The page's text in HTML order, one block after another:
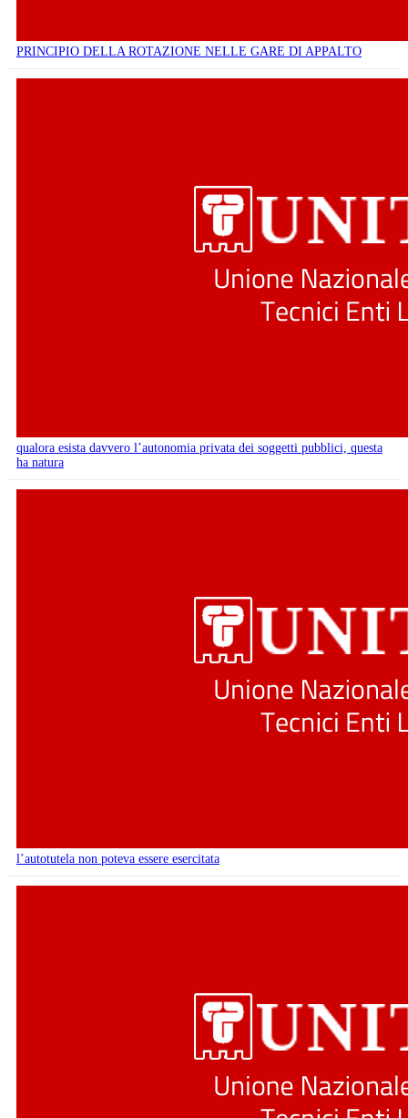
PRINCIPIO DELLA ROTAZIONE NELLE GARE DI APPALTO
qualora esista davvero l’autonomia privata dei soggetti pubblici, questa
ha natura
l’autotutela non poteva essere esercitata